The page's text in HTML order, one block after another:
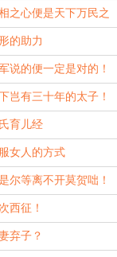
之心便是天下万民之
的助力
说的便一定是对的！
岂有三十年的太子！
育儿经
女人的方式
尔等离不开莫贺咄！
西征！
弃子？